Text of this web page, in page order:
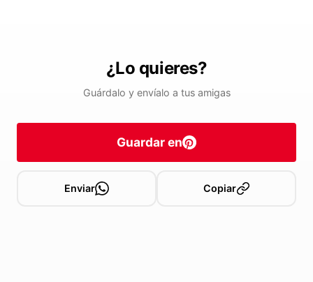
¿Lo quieres?
Guárdalo y envíalo a tus amigas
Guardar en
Enviar Copiar